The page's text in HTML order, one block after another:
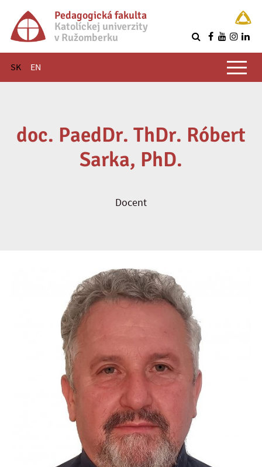
Pedagogická fakulta
Katolíckej univerzity
v Ružomberku
SK EN
Hlavné menu
doc. PaedDr. ThDr. Róbert
Sarka, PhD.
Docent